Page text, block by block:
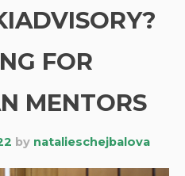
FOR
MENTORS
by natalieschejbalova